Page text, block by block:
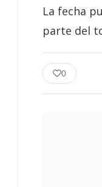
La fecha
parte del
0